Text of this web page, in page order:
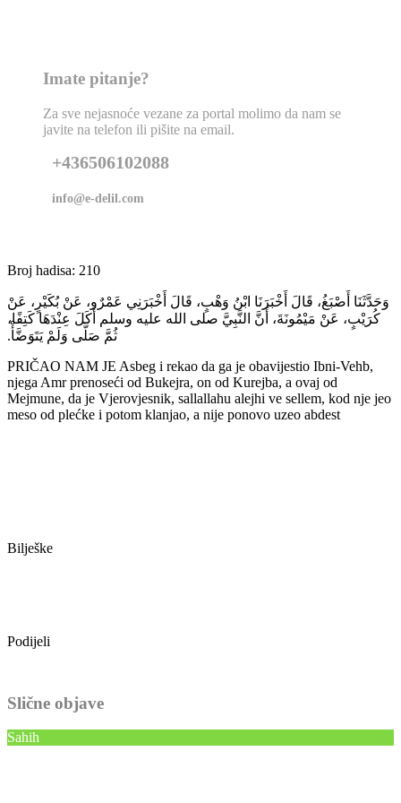
Imate pitanje?
Za sve nejasnoće vezane za portal molimo da nam se
javite na telefon ili pišite na email.
+436506102088
info@e-delil.com
Broj hadisa: 210
وَحَدَّثَنَا أَصْبَغُ، قَالَ أَخْبَرَنَا ابْنُ وَهْبٍ، قَالَ أَخْبَرَنِي عَمْرٌو، عَنْ بُكَيْرٍ، عَنْ
كُرَيْبٍ، عَنْ مَيْمُونَةَ، أَنَّ النَّبِيَّ صلى الله عليه وسلم أَكَلَ عِنْدَهَا كَتِفًا،
ثُمَّ صَلَّى وَلَمْ يَتَوَضَّأْ‏.‏
PRIČAO NAM JE Asbeg i rekao da ga je obavijestio Ibni-Vehb,
njega Amr prenoseći od Bukejra, on od Kurejba, a ovaj od
Mejmune, da je Vjerovjesnik, sallallahu alejhi ve sellem, kod nje jeo
meso od plećke i potom klanjao, a nije ponovo uzeo abdest
Bilješke
Podijeli
Slične objave
Sahih